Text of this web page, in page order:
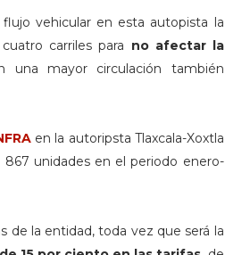
vehicular en esta autopista la
carriles para no afectar la
una mayor circulación también
en la autoripsta Tlaxcala-Xoxtla
867 unidades en el periodo enero-
la entidad, toda vez que será la